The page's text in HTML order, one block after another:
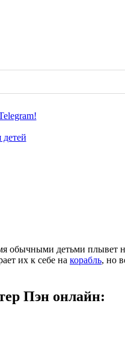
детей
обычными детьми плывет
их к себе на корабль, но
Пэн онлайн: